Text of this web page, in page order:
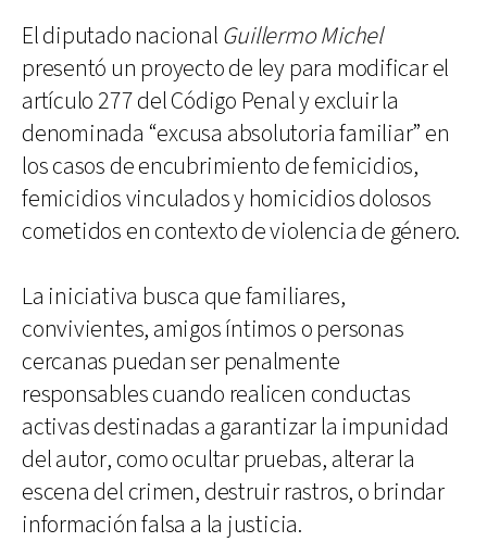
El diputado nacional Guillermo Michel
presentó un proyecto de ley para modificar el
artículo 277 del Código Penal y excluir la
denominada “excusa absolutoria familiar” en
los casos de encubrimiento de femicidios,
femicidios vinculados y homicidios dolosos
cometidos en contexto de violencia de género.
La iniciativa busca que familiares,
convivientes, amigos íntimos o personas
cercanas puedan ser penalmente
responsables cuando realicen conductas
activas destinadas a garantizar la impunidad
del autor, como ocultar pruebas, alterar la
escena del crimen, destruir rastros, o brindar
información falsa a la justicia.